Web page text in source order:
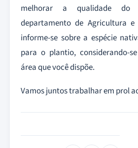
melhorar a qualidade
departamento de Agricultura e
informe-se sobre a espécie
para o plantio, considerando-
área que você dispõe.
Vamos juntos trabalhar em prol